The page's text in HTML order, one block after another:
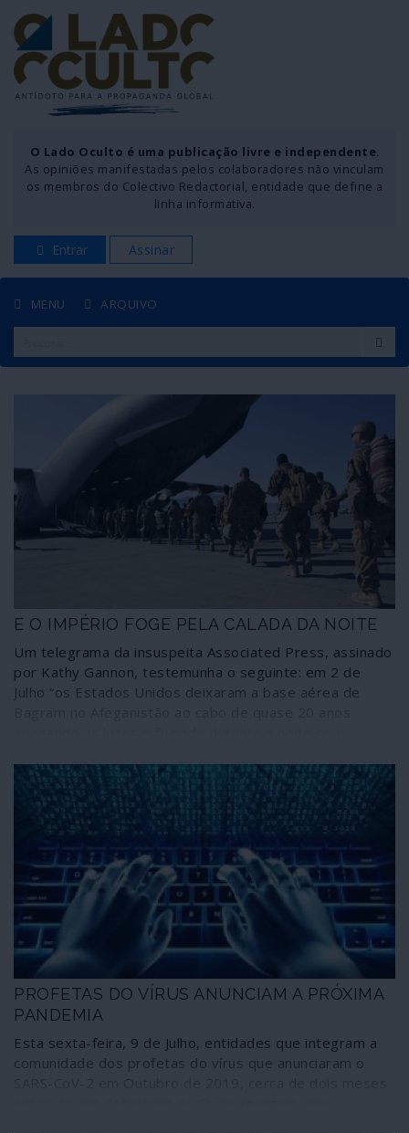
O Lado Oculto é uma publicação livre e independente.
As opiniões manifestadas pelos colaboradores não vinculam
os membros do Colectivo Redactorial, entidade que define a
linha informativa.
Entrar Assinar
MENU ARQUIVO
E O IMPÉRIO FOGE PELA CALADA DA NOITE
Um telegrama da insuspeita Associated Press, assinado
por Kathy Gannon, testemunha o seguinte: em 2 de
Julho “os Estados Unidos deixaram a base aérea de
deu pela partida dos norte-americanos mais de duas
horas depois, segundo fontes afegãs”.
PROFETAS DO VÍRUS ANUNCIAM A PRÓXIMA
PANDEMIA
Esta sexta-feira, 9 de Julho, entidades que integram a
comunidade dos profetas do vírus que anunciaram o